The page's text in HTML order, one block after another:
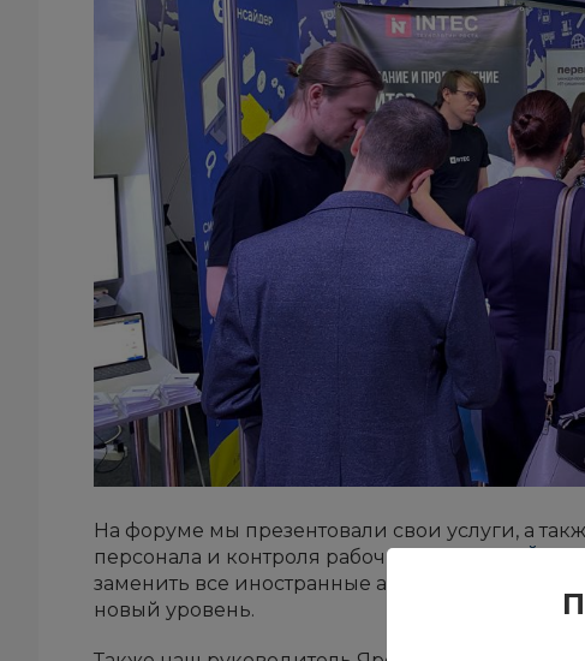
На форуме мы презентовали свои услуги, а
персонала и контроля рабочих мест
заменить все иностранные аналоги и поможет
новый уровень.